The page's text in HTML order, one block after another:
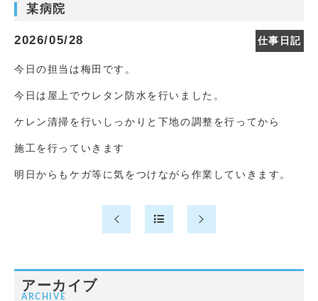
某病院
2026/05/28 仕事日記
今日の担当は梅田です。
今日は屋上でウレタン防水を行いました。
ケレン清掃を行いしっかりと下地の調整を行ってから
施工を行っていきます
明日からもケガ等に気をつけながら作業していきます。
アーカイブ
ARCHIVE